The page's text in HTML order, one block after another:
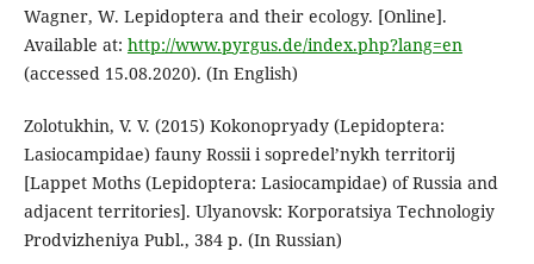
Wagner, W. Lepidoptera and their ecology. [Online].
Available at: http://www.pyrgus.de/index.php?lang=en
(accessed 15.08.2020). (In English)
Zolotukhin, V. V. (2015) Kokonopryady (Lepidoptera:
Lasiocampidae) fauny Rossii i sopredel’nykh territorij
[Lappet Moths (Lepidoptera: Lasiocampidae) of Russia and
adjacent territories]. Ulyanovsk: Korporatsiya Technologiy
Prodvizheniya Publ., 384 p. (In Russian)